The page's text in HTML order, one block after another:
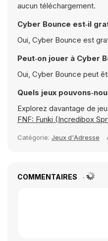
aucun téléchargement.
Cyber Bounce est‑il
Oui, Cyber Bounce est
Peut‑on jouer à Cyber
Oui, Cyber Bounce peut
Quels jeux
Explorez davantage de
FNF: Funki (Incredibox
Catégorie: Jeux d'Adresse
COMMENTAIRES